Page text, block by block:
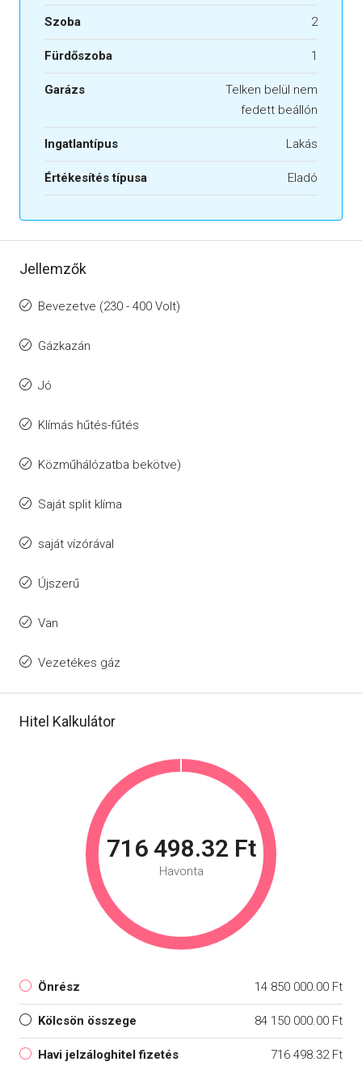
Szoba 2
Fürdőszoba 1
Garázs
Telken belül nem
fedett beállón
Ingatlantípus Lakás
Értékesítés típusa Eladó
Jellemzők
Bevezetve (230 - 400 Volt)
Gázkazán
Jó
Klímás hűtés-fűtés
Közműhálózatba bekötve)
Saját split klíma
saját vízórával
Újszerű
Van
Vezetékes gáz
Hitel Kalkulátor
716 498.32 Ft
Havonta
Önrész 14 850 000.00 Ft
Kölcsön összege 84 150 000.00 Ft
Havi jelzáloghitel fizetés 716 498.32 Ft